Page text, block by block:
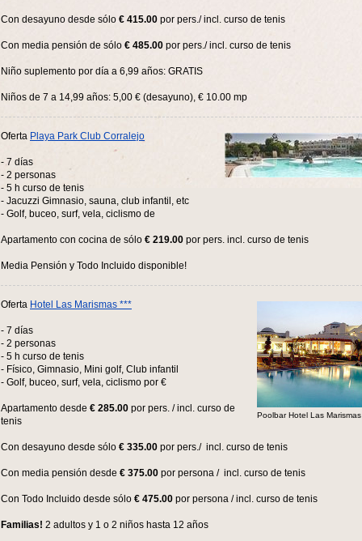
Con desayuno desde sólo € 415.00 por pers./ incl. curso de tenis
Con media pensión de sólo € 485.00 por pers./ incl. curso de tenis
Niño suplemento por día a 6,99 años: GRATIS
Niños de 7 a 14,99 años: 5,00 € (desayuno), € 10.00 mp
Oferta Playa Park Club Corralejo
- 7 días
- 2 personas
- 5 h curso de tenis
- Jacuzzi Gimnasio, sauna, club infantil, etc
- Golf, buceo, surf, vela, ciclismo de
Apartamento con cocina de sólo € 219.00 por pers. incl. curso de tenis
Media Pensión y Todo Incluido disponible!
Poolbar Hotel Las Marismas
Oferta Hotel Las Marismas ***
- 7 días
- 2 personas
- 5 h curso de tenis
- Físico, Gimnasio, Mini golf, Club infantil
- Golf, buceo, surf, vela, ciclismo por €
Apartamento desde € 285.00 por pers. / incl. curso de
tenis
Con desayuno desde sólo € 335.00 por pers./ incl. curso de tenis
Con media pensión desde € 375.00 por persona / incl. curso de tenis
Con Todo Incluido desde sólo € 475.00 por persona / incl. curso de tenis
Familias! 2 adultos y 1 o 2 niños hasta 12 años